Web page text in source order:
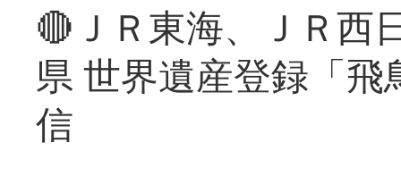
🔴ＪＲ東海、ＪＲ西
県 世界遺産登録「
信